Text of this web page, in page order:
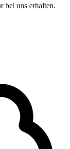
bei uns erhalten.